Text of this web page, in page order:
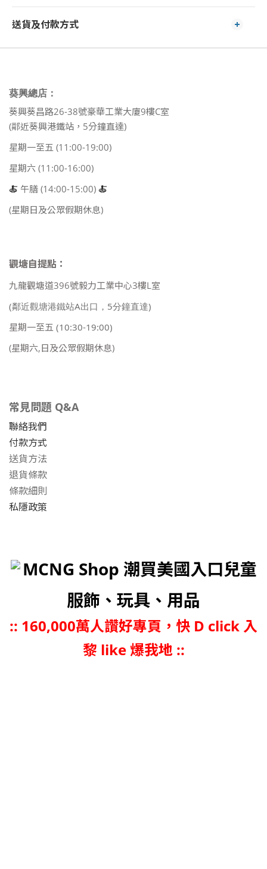
送貨及付款方式
葵興總店：
葵興葵昌路26-38號豪華工業大廈9樓C室
(鄰近葵興港鐵站，5分鐘直達)
星期一至五 (11:00-19:00)
星期六 (11:00-16:00)
🍝 午膳 (14:00-15:00) 🍝
(星期日及公眾假期休息)
觀塘自提點：
九龍觀塘道396號毅力工業中心3樓L室
(鄰近觀塘港鐵站A出口，5分鐘直達)
星期一至五 (10:30-19:00)
(星期六,日及公眾假期休息)
常見問題 Q&A
聯絡我們
付款方式
送貨方法
退貨條款
條款細則
私隱政策
MCNG Shop 潮買美國入口兒童
服飾、玩具、用品
:: 160,000萬人讚好專頁，快 D click 入
黎 like 爆我地 ::